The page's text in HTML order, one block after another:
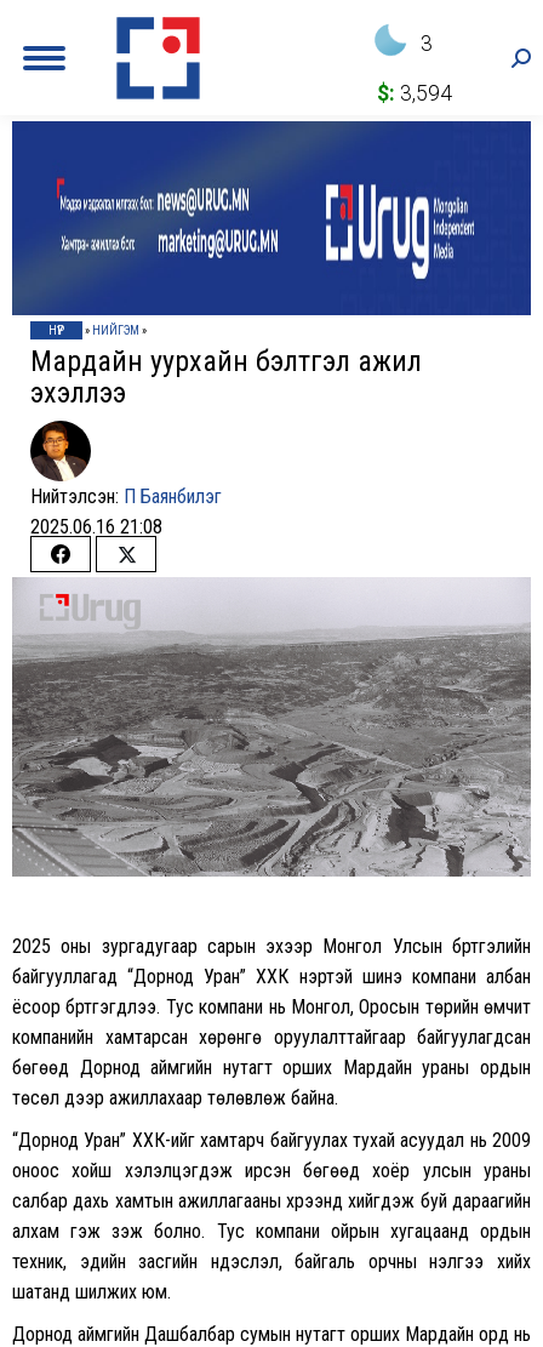
3
$: 3,594
НҮҮР » НИЙГЭМ »
Мардайн уурхайн бэлтгэл ажил
эхэллээ
Нийтэлсэн: П Баянбилэг
2025.06.16 21:08
Share
on
Facebook
Share
on
Twitter
2025 оны зургадугаар сарын эхээр Монгол Улсын бүртгэлийн
байгууллагад “Дорнод Уран” ХХК нэртэй шинэ компани албан
ёсоор бүртгэгдлээ. Тус компани нь Монгол, Оросын төрийн өмчит
компанийн хамтарсан хөрөнгө оруулалттайгаар байгуулагдсан
бөгөөд Дорнод аймгийн нутагт орших Мардайн ураны ордын
төсөл дээр ажиллахаар төлөвлөж байна.
“Дорнод Уран” ХХК-ийг хамтарч байгуулах тухай асуудал нь 2009
оноос хойш хэлэлцэгдэж ирсэн бөгөөд хоёр улсын ураны
салбар дахь хамтын ажиллагааны хүрээнд хийгдэж буй дараагийн
алхам гэж үзэж болно. Тус компани ойрын хугацаанд ордын
техник, эдийн засгийн үндэслэл, байгаль орчны үнэлгээ хийх
шатанд шилжих юм.
Дорнод аймгийн Дашбалбар сумын нутагт орших Мардайн орд нь